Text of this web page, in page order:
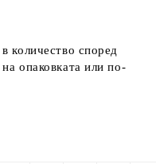
количество според
опаковката или по-